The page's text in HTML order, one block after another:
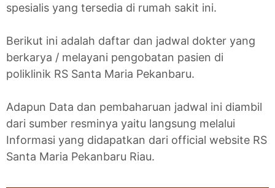
spesialis yang tersedia di rumah sakit ini.
Berikut ini adalah daftar dan jadwal dokter yang
berkarya / melayani pengobatan pasien di
poliklinik RS Santa Maria Pekanbaru.
Adapun Data dan pembaharuan jadwal ini diambil
dari sumber resminya yaitu langsung melalui
Informasi yang didapatkan dari official website RS
Santa Maria Pekanbaru Riau.